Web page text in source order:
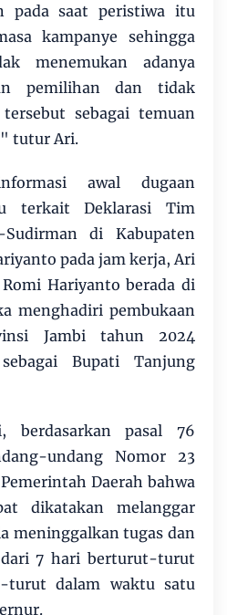
pada saat peristiwa itu
kampanye sehingga
menemukan adanya
pemilihan dan tidak
sebagai temuan
tutur Ari.
awal dugaan
terkait Deklarasi Tim
Sudirman di Kabupaten
pada jam kerja, Ari
Hariyanto berada di
menghadiri pembukaan
Jambi tahun 2024
Bupati Tanjung
berdasarkan pasal 76
undang Nomor 23
Daerah bahwa
dikatakan melanggar
meninggalkan tugas dan
7 hari berturut-turut
turut dalam waktu satu